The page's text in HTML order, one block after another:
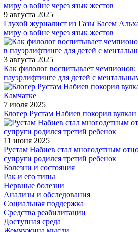
9 августа 2025
Глухой журналист из Газы Басем
миру о войне через язык жестов
3 августа 2025
Как филолог воспитывает
пауэрлифтинге для детей с
7 июля 2025
Блогер Рустам Набиев покорил
11 июня 2025
Рустам Набиев стал многодетным
супруги родился третий ребенок
Болезни и состояния
Рак и его типы
Нервные болезни
Анализы и обследования
Социальная поддержка
Средства реабилитации
Доступная среда